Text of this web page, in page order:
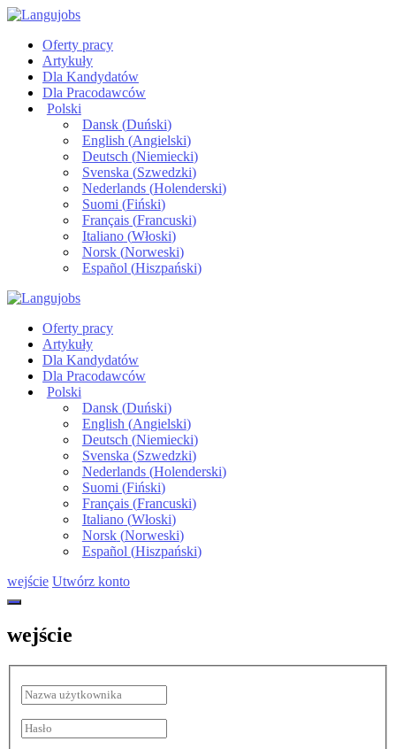
Oferty pracy
Artykuły
Dla Kandydatów
Dla Pracodawców
Polski
Dansk(Duński)
English (Angielski)
Deutsch (Niemiecki)
Svenska (Szwedzki)
Nederlands(Holenderski)
Suomi (Fiński)
Français(Francuski)
Italiano(Włoski)
Norsk(Norweski)
Español (Hiszpański)
Oferty pracy
Artykuły
Dla Kandydatów
Dla Pracodawców
Polski
Dansk(Duński)
English (Angielski)
Deutsch (Niemiecki)
Svenska (Szwedzki)
Nederlands(Holenderski)
Suomi (Fiński)
Français(Francuski)
Italiano(Włoski)
Norsk(Norweski)
Español (Hiszpański)
wejście Utwórz konto
wejście